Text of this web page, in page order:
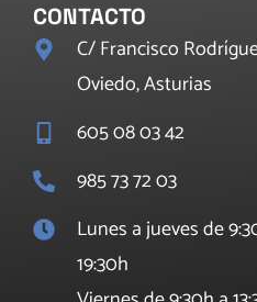
CONTACTO
C/ Francisco
Oviedo, Asturias
605 08 03 42
985 73 72 03
Lunes a jueves de
19:30h